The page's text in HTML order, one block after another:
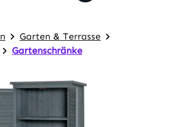
Garten & Terrasse
Gartenschränke